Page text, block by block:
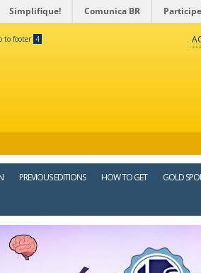
Simplifique! Comunica BR Participe
to footer 4
PREVIOUS EDITIONS HOW TO GET GOLD